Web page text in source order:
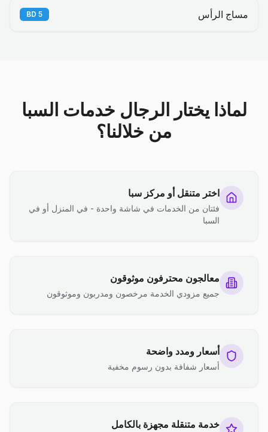
مساج الرأس 5
BD
لماذا يختار الرجال خدمات السبا
من خلالنا؟
اختر متنقل أو مركز سبا
فئتان من الخدمات في شاشة واحدة - في المنزل أو في
السبا
معالجون محترفون موثوقون
جميع مزودي الخدمة مرخصون ومدربون وموثوقون
أسعار ومدد واضحة
أسعار شفافة بدون رسوم مخفية
خدمة متنقلة مجهزة بالكامل